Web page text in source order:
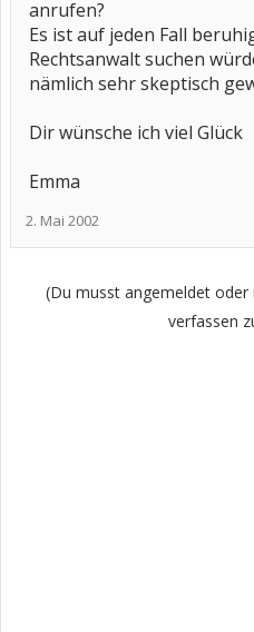
anrufen?
Es ist auf jeden Fall
Rechtsanwalt suchen
nämlich sehr skeptisch
Dir wünsche ich viel Glück
Emma
2. Mai 2002
(Du musst angemeldet
verfassen